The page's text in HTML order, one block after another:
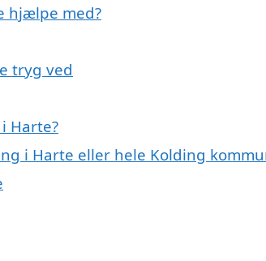
hjælpe med?
tryg ved
Harte?
i Harte eller hele Kolding